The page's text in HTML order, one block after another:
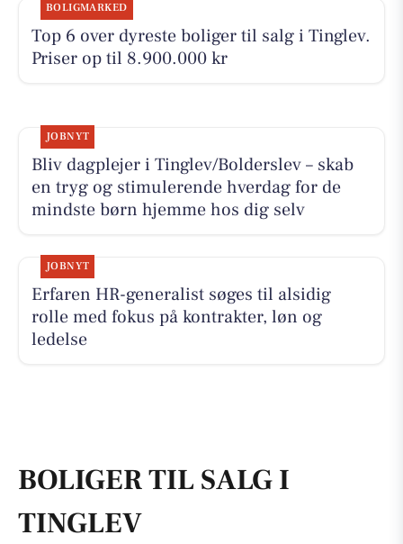
BOLIGMARKED
Top 6 over dyreste boliger til salg i Tinglev.
Priser op til 8.900.000 kr
JOBNYT
Bliv dagplejer i Tinglev/Bolderslev – skab
en tryg og stimulerende hverdag for de
mindste børn hjemme hos dig selv
JOBNYT
Erfaren HR-generalist søges til alsidig
rolle med fokus på kontrakter, løn og
ledelse
BOLIGER TIL SALG I
TINGLEV